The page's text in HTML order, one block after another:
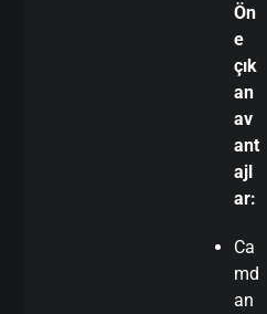
Ön
e
çık
an
av
ant
ajl
ar:
Ca
md
an